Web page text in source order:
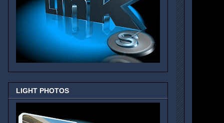
LIGHT PHOTOS